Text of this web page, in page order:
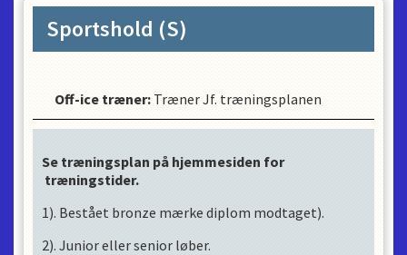
Sportshold (S)
Off-ice træner: Træner Jf. træningsplanen
Se træningsplan på hjemmesiden for
træningstider.
1). Bestået bronze mærke diplom modtaget).
2). Junior eller senior løber.